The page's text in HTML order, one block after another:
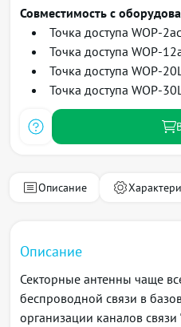
Совместимость с
Точка доступа WOP-2ac
Точка доступа WOP-
Точка доступа WOP-
Точка доступа WOP-
Описание
Описание
Секторные антенны чаще
беспроводной связи в
организации каналов